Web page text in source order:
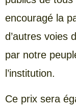
encouragé la
d’autres voies
par notre
l’institution.
Ce prix sera